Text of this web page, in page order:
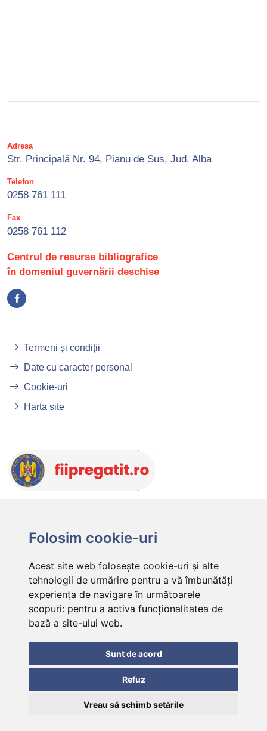
Folosim cookie-uri
Acest site web folosește cookie-uri și alte
tehnologii de urmărire pentru a vă îmbunătăți
experiența de navigare în următoarele
scopuri: pentru a activa funcționalitatea de
bază a site-ului web.
Sunt de acord
Refuz
Vreau să schimb setările
Adresa
Str. Principală Nr. 94, Pianu de Sus, Jud. Alba
Telefon
0258 761 111
Fax
0258 761 112
Centrul de resurse bibliografice
în domeniul guvernării deschise
Termeni și condiții
Date cu caracter personal
Cookie-uri
Harta site